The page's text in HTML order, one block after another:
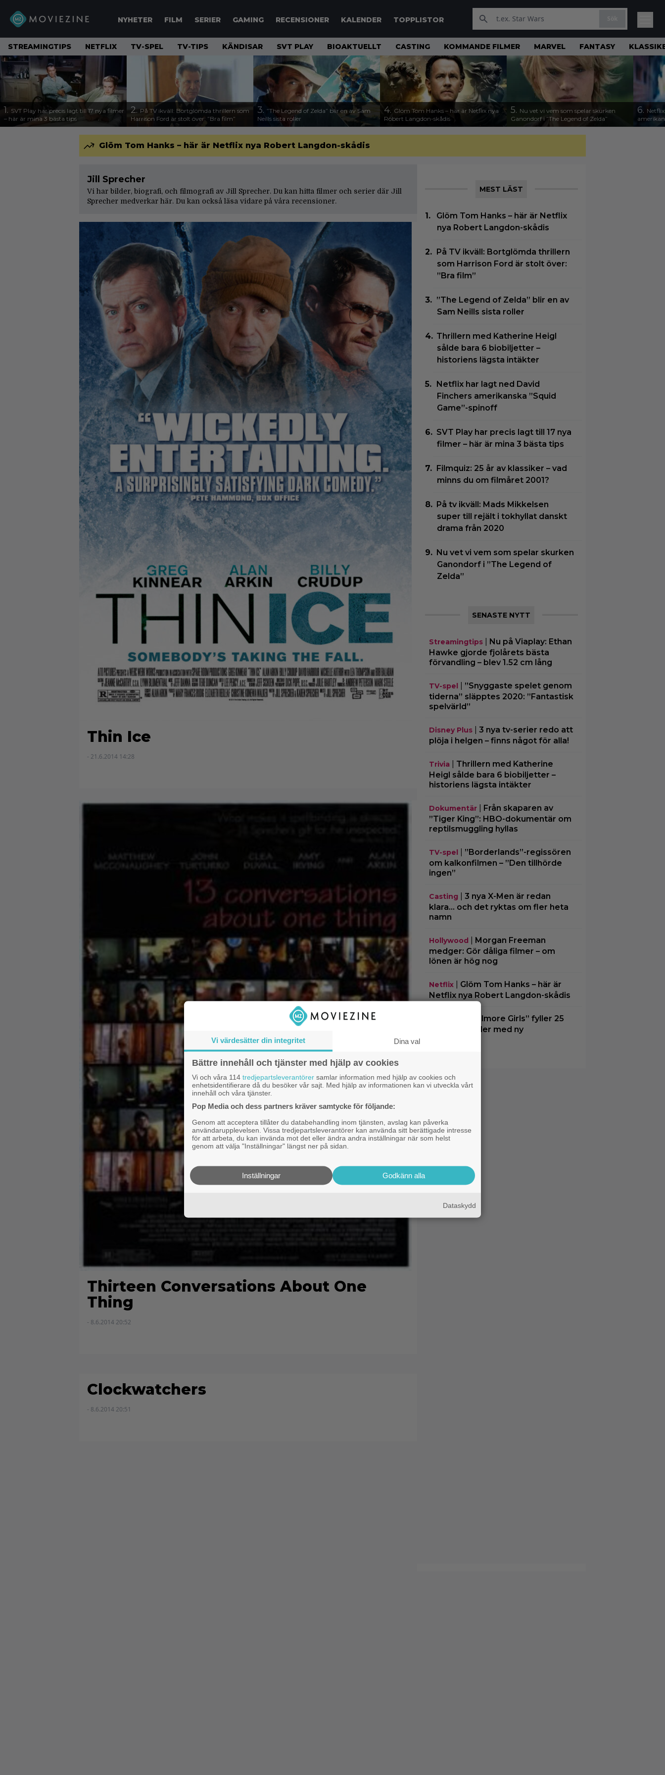
NYHETER FILM SERIER GAMING RECENSIONER KALENDER TOPPLISTOR
STREAMINGTIPS NETFLIX TV-SPEL TV-TIPS KÄNDISAR SVT PLAY BIOAKTUELLT CASTING KOMMANDE FILMER MARVEL FANTASY
1. SVT Play har precis lagt till 17 nya filmer
– här är mina 3 bästa tips
2. På TV ikväll: Bortglömda thrillern som
Harrison Ford är stolt över: ”Bra film”
3. ”The Legend of Zelda” blir en av Sam
Neills sista roller
4. Glöm Tom Hanks – här är Netflix nya
Robert Langdon-skådis
5. Nu vet vi vem som spelar skurken
Ganondorf i ”The Legend of Zelda”
6.
Glöm Tom Hanks – här är Netflix nya Robert Langdon-skådis
Jill Sprecher
Vi har bilder, biografi, och filmografi av Jill Sprecher. Du kan hitta filmer och serier där Jill
Sprecher medverkar här. Du kan också läsa vidare på våra recensioner.
Thin Ice
- 21.6.2014 14:28
Thirteen Conversations About One
Thing
- 8.6.2014 20:52
Clockwatchers
- 8.6.2014 20:51
MEST LÄST
Glöm Tom Hanks – här är Netflix
nya Robert Langdon-skådis
På TV ikväll: Bortglömda thrillern
som Harrison Ford är stolt över:
”Bra film”
”The Legend of Zelda” blir en av
Sam Neills sista roller
Thrillern med Katherine Heigl
sålde bara 6 biobiljetter –
historiens lägsta intäkter
Netflix har lagt ned David
Finchers amerikanska ”Squid
Game”-spinoff
SVT Play har precis lagt till 17 nya
filmer – här är mina 3 bästa tips
Filmquiz: 25 år av klassiker – vad
minns du om filmåret 2001?
På tv ikväll: Mads Mikkelsen
super till rejält i tokhyllat danskt
drama från 2020
Nu vet vi vem som spelar skurken
Ganondorf i ”The Legend of
Zelda”
SENASTE NYTT
Streamingtips| Nu på Viaplay: Ethan
Hawke gjorde fjolårets bästa
förvandling – blev 1.52 cm lång
TV-spel
”Snyggaste spelet genom
tiderna” släpptes 2020: ”Fantastisk
spelvärld”
Disney Plus| 3 nya tv-serier redo att
plöja i helgen – finns något för alla!
Trivia
Thrillern med Katherine
Heigl sålde bara 6 biobiljetter –
historiens lägsta intäkter
Dokumentär| Från skaparen av
”Tiger King”: HBO-dokumentär om
reptilsmuggling hyllas
TV-spel
”Borderlands”-regissören
om kalkonfilmen – ”Den tillhörde
ingen”
Casting
3 nya X-Men är redan
klara… och det ryktas om fler heta
namn
Hollywood
Morgan Freeman
medger: Gör dåliga filmer – om
lönen är hög nog
Netflix| Glöm Tom Hanks – här är
Netflix nya Robert Langdon-skådis
”Gilmore Girls” fyller 25
år – återvänder med ny
Vi värdesätter din integritet Dina val
Bättre innehåll och tjänster med hjälp av cookies
Vi och våra 114 tredjepartsleverantörer samlar information med hjälp av cookies och
enhetsidentifierare då du besöker vår sajt. Med hjälp av informationen kan vi utveckla vårt
innehåll och våra tjänster.
Pop Media och dess partners kräver samtycke för följande:
Genom att acceptera tillåter du databehandling inom tjänsten, avslag kan påverka
användarupplevelsen. Vissa tredjepartsleverantörer kan använda sitt berättigade intresse
för att arbeta, du kan invända mot det eller ändra andra inställningar när som helst
genom att välja "Inställningar" längst ner på sidan.
Godkänn alla
Inställningar
Dataskydd